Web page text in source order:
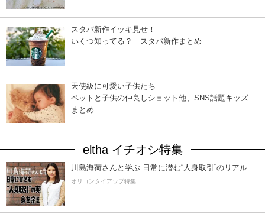
スタバ新作イッキ見せ！
いくつ知ってる？ スタバ新作まとめ
天使級に可愛い子供たち
ペットと子供の仲良しショット他、SNS話題キッズ
まとめ
eltha イチオシ特集
川島海荷さんと学ぶ 日常に潜む“人身取引”のリアル
オリコンタイアップ特集